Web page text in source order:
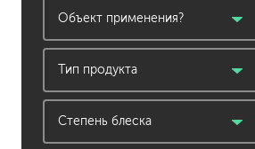
Объект применения?
балки, стропилы, скрытые
конструкции
беседка, садовое
Тип продукта
инструмент
Степень блеска